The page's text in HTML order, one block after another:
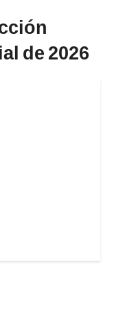
de 2026